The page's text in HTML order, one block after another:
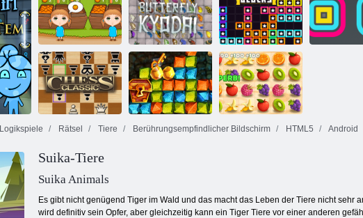
Puddingland 2 Cookie Crush 2
Verfluchter
Schatz 2
Orange Ranch
Schmetterlings
Kyodai HD
Farbblöcke
Schach gegen
Computer
Logikspiele Rätsel Tiere Berührungsempfindlicher Bildschirm HTML5 Android
Suika-Tiere
Suika Animals
Es gibt nicht genügend Tiger im Wald und das macht das Leben der Tiere nicht
wird definitiv sein Opfer, aber gleichzeitig kann ein Tiger Tiere vor einer anderen